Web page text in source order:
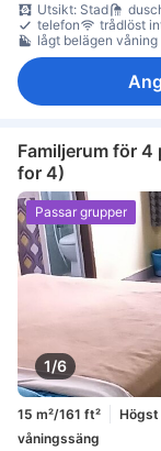
Utsikt: Stad
telefon
trådlöst
lågt belägen våning
Familjerum för 4
for 4)
1/6
Passar grupper
15 m²/161 ft² Högst
våningssäng